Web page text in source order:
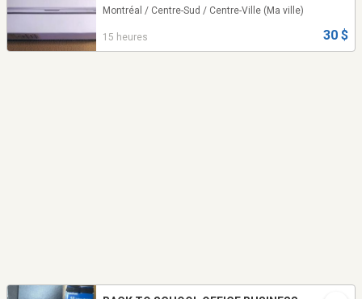
Montréal / Centre-Sud / Centre-Ville (Ma ville)
15 heures 30 $